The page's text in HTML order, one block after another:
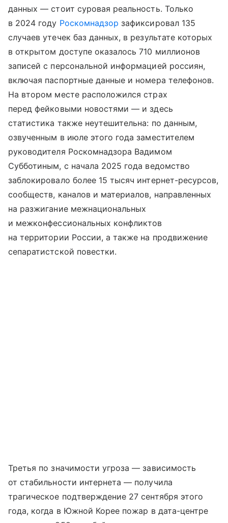
данных — стоит суровая реальность. Только
в 2024 году Роскомнадзор зафиксировал 135
случаев утечек баз данных, в результате которых
в открытом доступе оказалось 710 миллионов
записей с персональной информацией россиян,
включая паспортные данные и номера телефонов.
На втором месте расположился страх
перед фейковыми новостями — и здесь
статистика также неутешительна: по данным,
озвученным в июле этого года заместителем
руководителя Роскомнадзора Вадимом
Субботиным, с начала 2025 года ведомство
заблокировало более 15 тысяч интернет-ресурсов,
сообществ, каналов и материалов, направленных
на разжигание межнациональных
и межконфессиональных конфликтов
на территории России, а также на продвижение
сепаратистской повестки.
Третья по значимости угроза — зависимость
от стабильности интернета — получила
трагическое подтверждение 27 сентября этого
года, когда в Южной Корее пожар в дата-центре